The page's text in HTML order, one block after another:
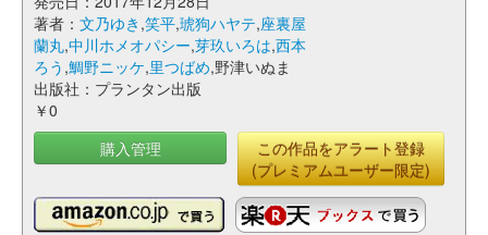
著者： 文乃ゆき ,笑平,琥狗ハヤテ,座裏屋
蘭丸,中川ホメオパシー,芽玖いろは,西本
ろう ,鯛野ニッケ,里つばめ,野津いぬま
出版社：プランタン出版
￥0
購入管理
この作品をアラート登録
(プレミアムユーザー限定)